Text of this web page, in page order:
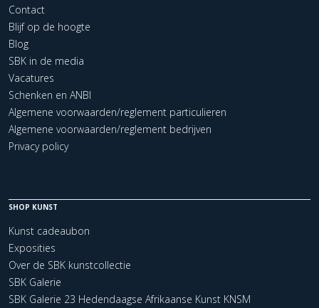
Contact
Blijf op de hoogte
Blog
SBK in de media
Vacatures
Schenken en ANBI
Algemene voorwaarden/reglement particulieren
Algemene voorwaarden/reglement bedrijven
Privacy policy
SHOP KUNST
Kunst cadeaubon
Exposities
Over de SBK kunstcollectie
SBK Galerie
SBK Galerie 23 Hedendaagse Afrikaanse Kunst KNSM